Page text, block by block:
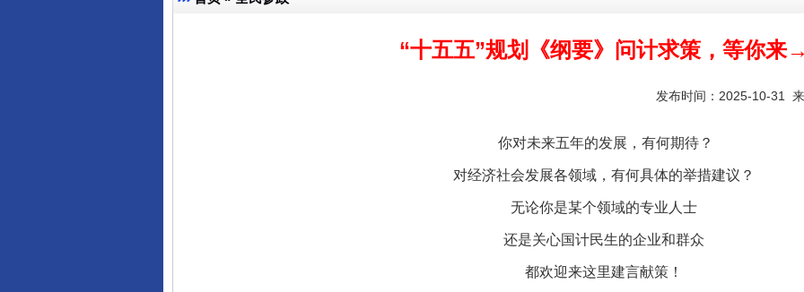
“十五五”规划《纲要》问计求策，等你来→
发布时间：2025-10-31 来
你对未来五年的发展，有何期待？
对经济社会发展各领域，有何具体的举措建议？
无论你是某个领域的专业人士
还是关心国计民生的企业和群众
都欢迎来这里建言献策！